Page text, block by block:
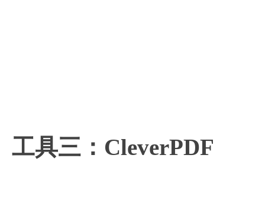
工具三：CleverPDF